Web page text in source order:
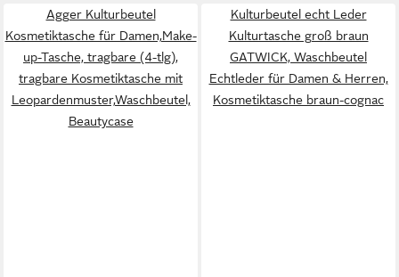
Agger Kulturbeutel
Kosmetiktasche für Damen,Make-
up-Tasche, tragbare (4-tlg),
tragbare Kosmetiktasche mit
Leopardenmuster,Waschbeutel,
Beautycase
Kulturbeutel echt Leder
Kulturtasche groß braun
GATWICK, Waschbeutel
Echtleder für Damen & Herren,
Kosmetiktasche braun-cognac